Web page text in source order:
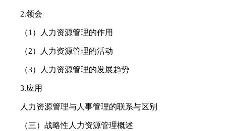
2.领会
（1）人力资源管理的作用
（2）人力资源管理的活动
（3）人力资源管理的发展趋势
3.应用
人力资源管理与人事管理的联系与区别
（三）战略性人力资源管理概述